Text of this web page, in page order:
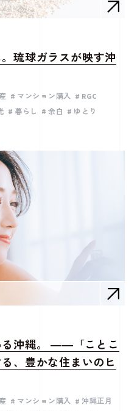
琉球ガラスが映す沖
マンション購入
RGC
暮らし 余白
ゆとり
る沖縄。 ――「ことこ
、豊かな住まいのヒ
マンション購入
沖縄正月